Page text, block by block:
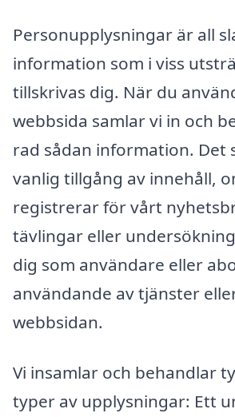
Personupplysningar är all
information som i viss
tillskrivas dig. När du
webbsida samlar vi in och
rad sådan information. Det
vanlig tillgång av innehåll,
registrerar för vårt
tävlingar eller
dig som användare eller
användande av tjänster
webbsidan.
Vi insamlar och behandlar
typer av upplysningar: Ett